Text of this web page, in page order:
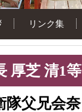
リンク集
厚芝 清1
隊父兄会